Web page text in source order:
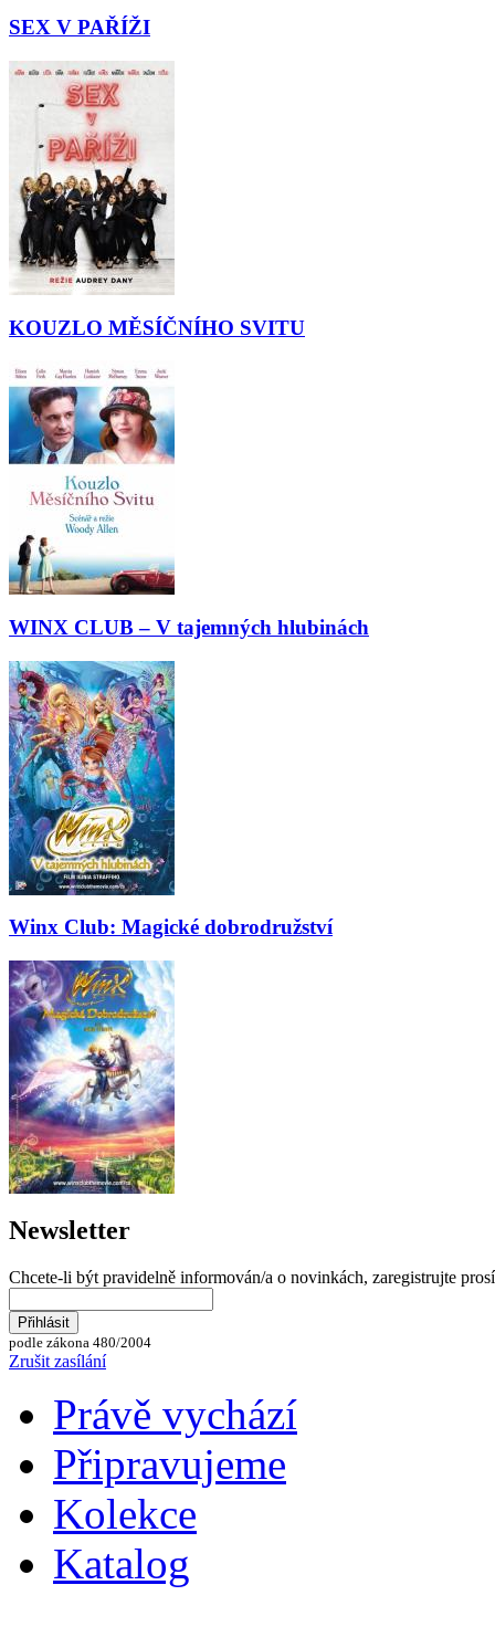
SEX V PAŘÍŽI
KOUZLO MĚSÍČNÍHO SVITU
WINX CLUB – V tajemných hlubinách
Winx Club: Magické dobrodružství
Newsletter
Chcete-li být pravidelně informován/a o novinkách, zaregistrujte
podle zákona 480/2004
Zrušit zasílání
Právě vychází
Připravujeme
Kolekce
Katalog